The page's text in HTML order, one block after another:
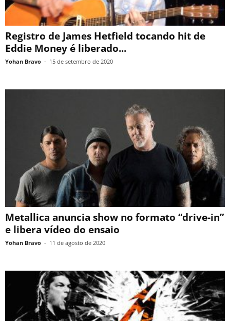
Registro de James Hetfield tocando hit de
Eddie Money é liberado...
Yohan Bravo - 15 de setembro de 2020
Metallica anuncia show no formato “drive-in”
e libera vídeo do ensaio
Yohan Bravo - 11 de agosto de 2020